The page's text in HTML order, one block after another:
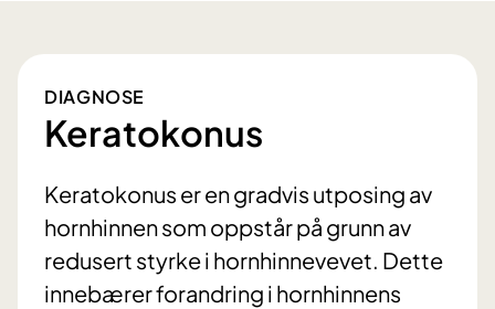
DIAGNOSE
Keratokonus
Keratokonus er en gradvis utposing av
hornhinnen som oppstår på grunn av
redusert styrke i hornhinnevevet. Dette
innebærer forandring i hornhinnens